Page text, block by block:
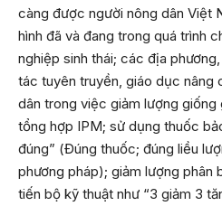
càng được người nông dân Việt
hình đã và đang trong quá trình
nghiệp sinh thái; các địa
tác tuyên truyền, giáo dục nâng
dân trong việc giảm lượng giống
tổng hợp IPM; sử dụng thuốc
đúng” (Đúng thuốc; đúng liều
phương pháp); giảm lượng phân
tiến bộ kỹ thuật như “3 giảm 3